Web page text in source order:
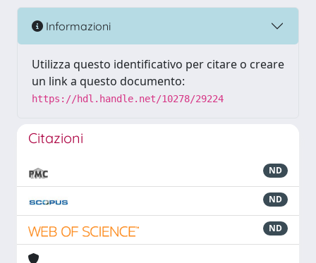
Informazioni
Utilizza questo identificativo per citare o creare
un link a questo documento:
https://hdl.handle.net/10278/29224
Citazioni
ND
ND
ND